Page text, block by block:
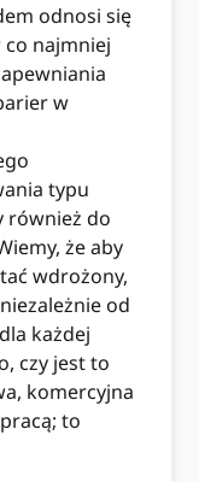
odnosi się
najmniej
w
typu
również do
że aby
wdrożony,
od
każdej
czy jest to
komercyjna
to